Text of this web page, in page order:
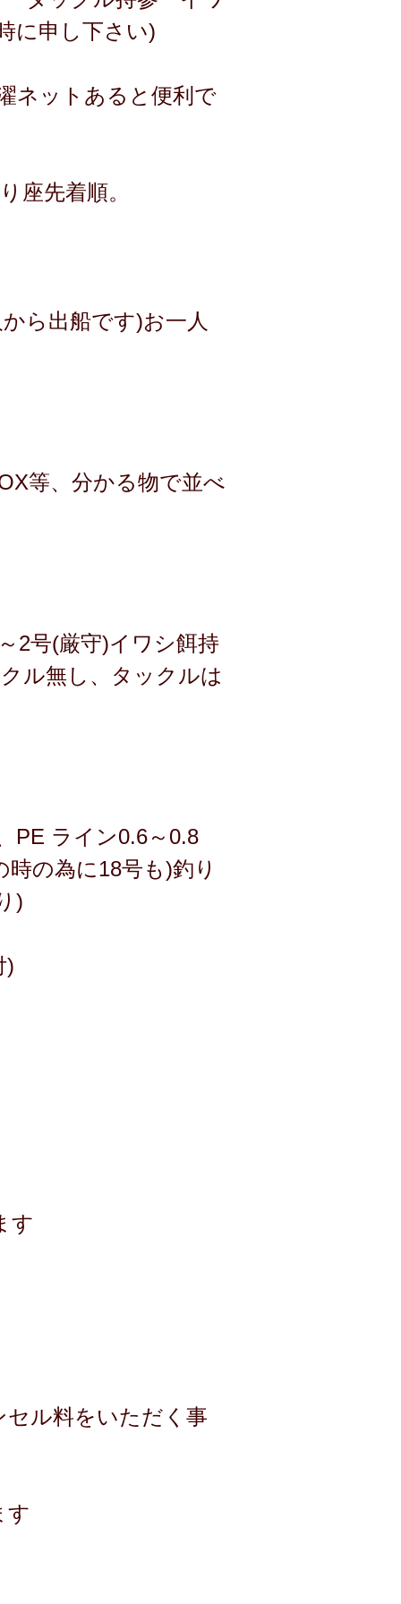
に申し下さい)
ネットあると便利で
座先着順。
ら出船です)お一人
等、分かる物で並べ
2号(厳守)イワシ餌持
ル無し、タックルは
PE ライン0.6～0.8
の為に18号も)釣り
)
)
す
ル料をいただく事
す